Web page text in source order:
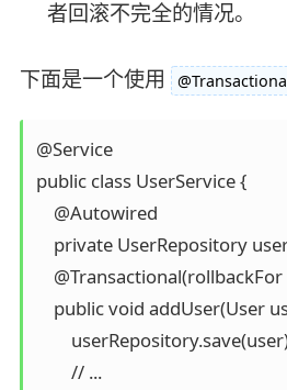
者回滚不完全的情况。
下面是一个使用
@Service
public class UserService {
    @Autowired
private UserRepository
public void addUser(User
        // ...